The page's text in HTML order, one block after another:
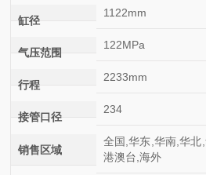
缸径
1122mm
气压范围
122MPa
行程
2233mm
接管口径
234
销售区域
全国,华东,华南,华北
港澳台,海外